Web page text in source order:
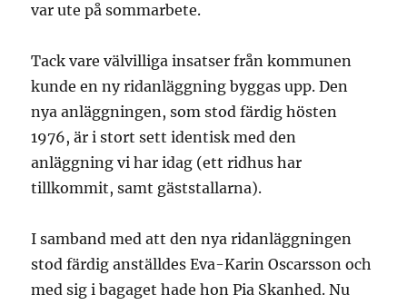
var ute på sommarbete.
Tack vare välvilliga insatser från kommunen
kunde en ny ridanläggning byggas upp. Den
nya anläggningen, som stod färdig hösten
1976, är i stort sett identisk med den
anläggning vi har idag (ett ridhus har
tillkommit, samt gäststallarna).
I samband med att den nya ridanläggningen
stod färdig anställdes Eva-Karin Oscarsson och
med sig i bagaget hade hon Pia Skanhed. Nu